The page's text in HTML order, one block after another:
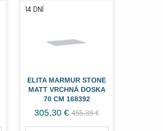
ELITA MARMUR STONE
MATT VRCHNÁ DOSKA
70 CM 168392
14 DNÍ
305,30 € 455,89 €